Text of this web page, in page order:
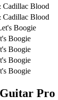
Cadillac Blood
Cadillac Blood
Boogie
Boogie
Boogie
Boogie
Boogie
Pro